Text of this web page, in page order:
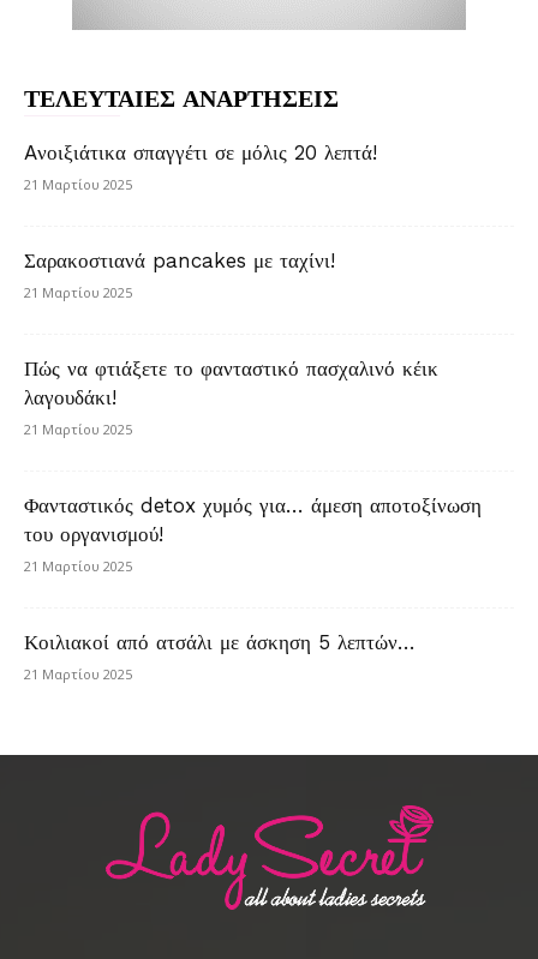
ΤΕΛΕΥΤΑΙΕΣ ΑΝΑΡΤΗΣΕΙΣ
Aνοιξιάτικα σπαγγέτι σε μόλις 20 λεπτά!
21 Μαρτίου 2025
Σαρακοστιανά pancakes με ταχίνι!
21 Μαρτίου 2025
Πώς να φτιάξετε το φανταστικό πασχαλινό κέικ
λαγουδάκι!
21 Μαρτίου 2025
Φανταστικός detox χυμός για… άμεση αποτοξίνωση
του οργανισμού!
21 Μαρτίου 2025
Κοιλιακοί από ατσάλι με άσκηση 5 λεπτών…
21 Μαρτίου 2025